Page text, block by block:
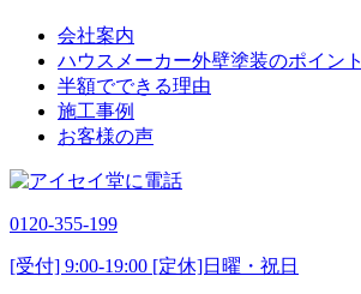
会社案内
ハウスメーカー外壁塗装のポイント
半額でできる理由
施工事例
お客様の声
0120-355-199
[受付] 9:00-19:00 [定休]日曜・祝日